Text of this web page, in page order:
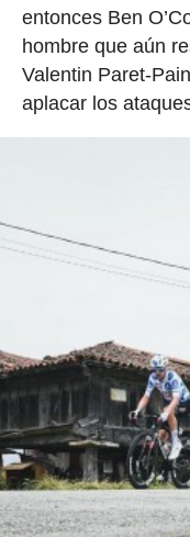
entonces Ben
hombre que aún
Valentin Paret-
aplacar los